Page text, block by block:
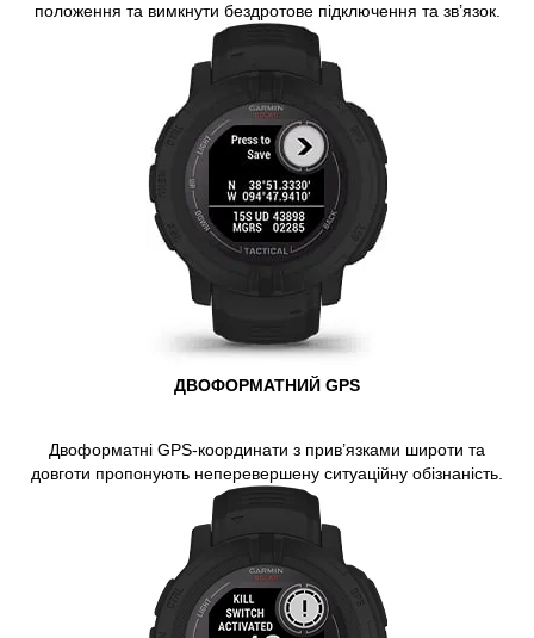
положення та вимкнути бездротове підключення та зв’язок.
ДВОФОРМАТНИЙ GPS
Двоформатні GPS-координати з прив’язками широти та
довготи пропонують неперевершену ситуаційну обізнаність.